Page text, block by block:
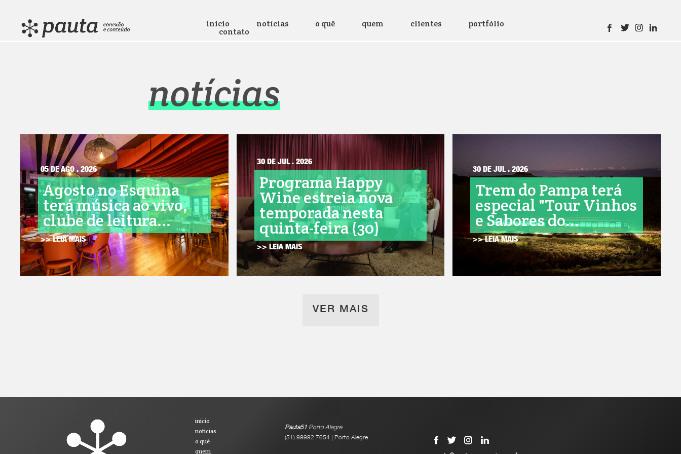
início notícias o quê quem clientes portfólio
contato
notícias
05 DE AGO . 2026
Agosto no Esquina
terá música ao vivo,
clube de leitura...
>> LEIA MAIS
30 DE JUL . 2026
Programa Happy
Wine estreia nova
temporada nesta
quinta-feira (30)
>> LEIA MAIS
30 DE JUL . 2026
Trem do Pampa terá
especial "Tour Vinhos
e Sabores do...
>> LEIA MAIS
VER MAIS
início
notícias
o quê
quem
Pauta51Porto Alegre
(51) 99992 7654 | Porto Alegre